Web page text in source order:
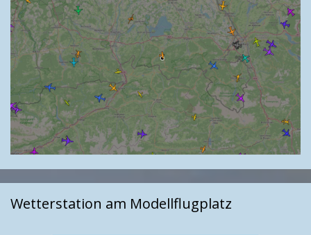
Wetterstation am Modellflugplatz